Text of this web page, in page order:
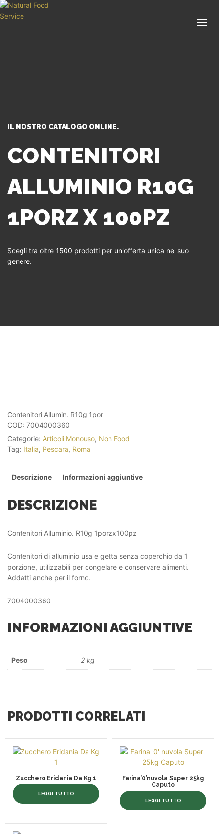
IL NOSTRO CATALOGO ONLINE.
CONTENITORI
ALLUMINIO R10G
1PORZ X 100PZ
Scegli tra oltre 1500 prodotti per un'offerta unica nel suo
genere.
Contenitori Allumin. R10g 1por
COD: 7004000360
Categorie: Articoli Monouso, Non Food
Tag: Italia, Pescara, Roma
Descrizione Informazioni aggiuntive
DESCRIZIONE
Contenitori Alluminio. R10g 1porzx100pz
Contenitori di alluminio usa e getta senza coperchio da 1
porzione, utilizzabili per congelare e conservare alimenti.
Addatti anche per il forno.
7004000360
INFORMAZIONI AGGIUNTIVE
Peso 2 kg
PRODOTTI CORRELATI
Zucchero Eridania Da Kg 1
LEGGI TUTTO
Farina’0’nuvola Super 25kg
Caputo
LEGGI TUTTO